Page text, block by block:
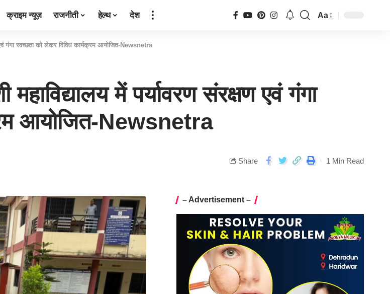
क्राइम न्यूज़ राजनीती हेल्थ देश Aa
एवं गंगा स्वच्छता को लेकर विविध कार्यक्रम आयोजित-Newsnetra
महाविद्यालय में पर्यावरण संरक्षण एवं गंगा
आयोजित-Newsnetra
Share 1 Min Read
– Advertisement –